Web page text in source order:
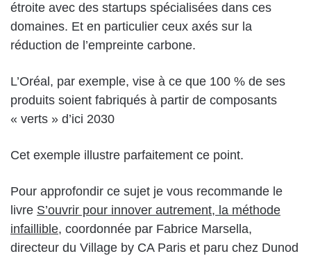
étroite avec des startups spécialisées dans ces
domaines. Et en particulier ceux axés sur la
réduction de l’empreinte carbone.
L’Oréal, par exemple, vise à ce que 100 % de ses
produits soient fabriqués à partir de composants
« verts » d’ici 2030
Cet exemple illustre parfaitement ce point.
Pour approfondir ce sujet je vous recommande le
livre S’ouvrir pour innover autrement, la méthode
infaillible, coordonnée par Fabrice Marsella,
directeur du Village by CA Paris et paru chez Dunod